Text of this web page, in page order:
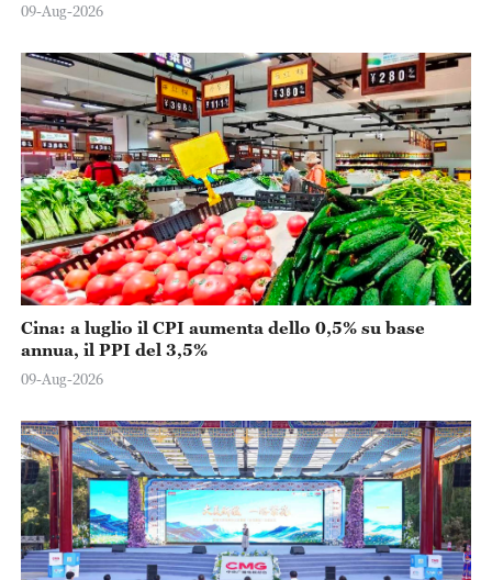
09-Aug-2026
Cina: a luglio il CPI aumenta dello 0,5% su base
annua, il PPI del 3,5%
09-Aug-2026